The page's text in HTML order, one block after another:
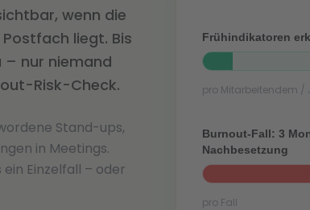
wenn die
liegt. Bis
– nur niemand
Risk-Check.
Stand-ups,
in Meetings.
Einzelfall – oder
Frühindikatoren
pro Mitarbeitendem /
Burnout-Fall: 3
Nachbesetzung
pro Fall